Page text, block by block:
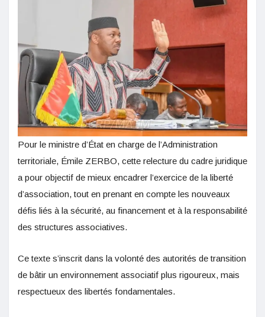
Pour le ministre d’État en charge de l’Administration
territoriale, Émile ZERBO, cette relecture du cadre juridique
a pour objectif de mieux encadrer l’exercice de la liberté
d’association, tout en prenant en compte les nouveaux
défis liés à la sécurité, au financement et à la responsabilité
des structures associatives.
Ce texte s’inscrit dans la volonté des autorités de transition
de bâtir un environnement associatif plus rigoureux, mais
respectueux des libertés fondamentales.